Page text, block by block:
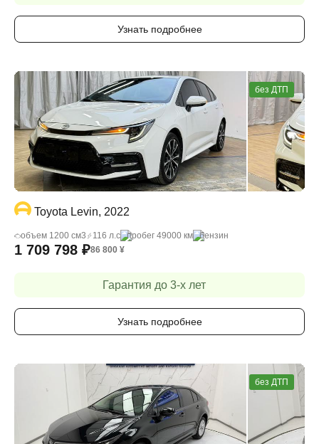
Узнать подробнее
без ДТП
Toyota Levin, 2022
объем 1200 cм3 116 л.с пробег 49000 км бензин
1 709 798 ₽86 800 ¥
Гарантия до 3-х лет
Узнать подробнее
без ДТП